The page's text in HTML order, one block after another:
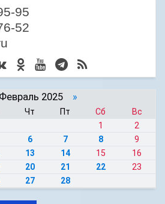
95
52
2025 »
Чт Пт Сб
Вс
1
2
6 7 8
9
13 14 15
16
20 21 22
23
27 28